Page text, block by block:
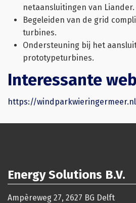
netaansluitingen van Liander.
Begeleiden van de grid
turbines.
Ondersteuning bij het
prototypeturbines.
Interessante
https://
Energy Solutions B.V.
Ampèreweg 27, 2627 BG Delft